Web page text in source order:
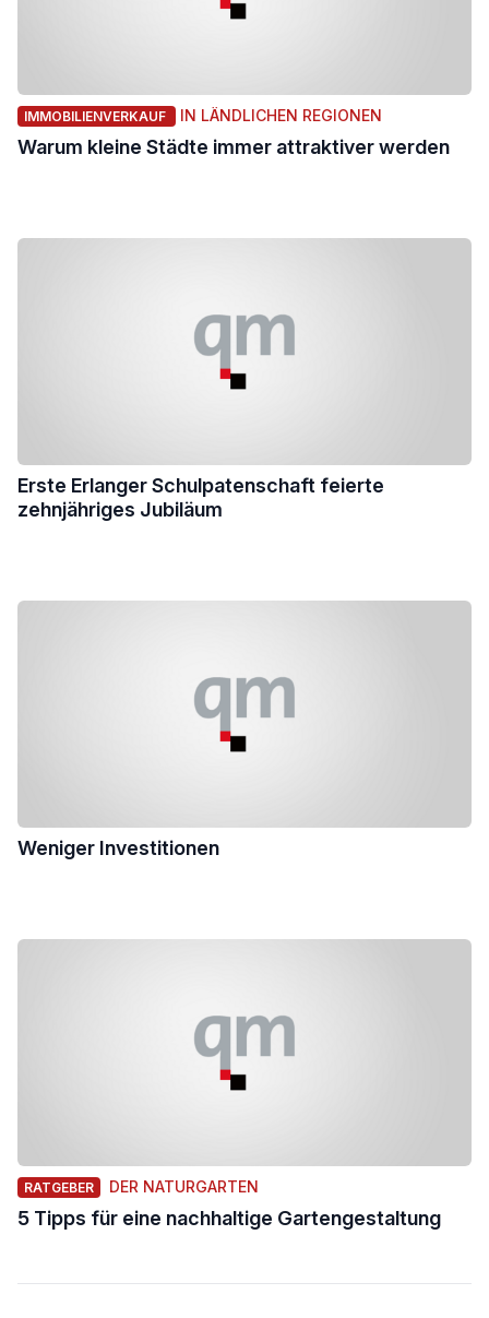
IMMOBILIENVERKAUF IN LÄNDLICHEN REGIONEN
Warum kleine Städte immer attraktiver werden
Erste Erlanger Schulpatenschaft feierte
zehnjähriges Jubiläum
Weniger Investitionen
RATGEBER DER NATURGARTEN
5 Tipps für eine nachhaltige Gartengestaltung